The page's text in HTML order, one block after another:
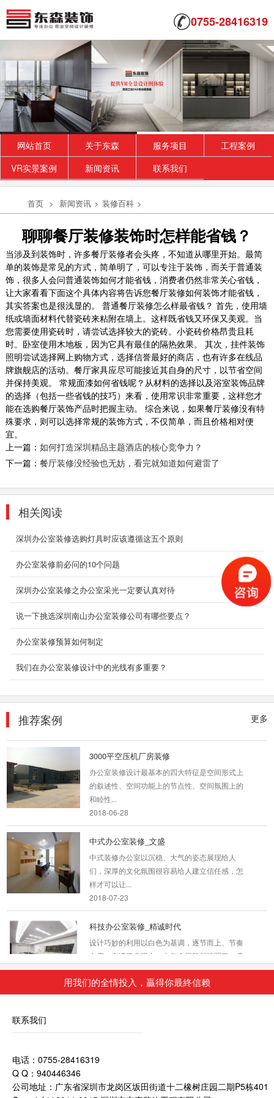
0755-28416319
网站首页 关于东森 服务项目
工程案例
VR实景案例
新闻资讯 联系我们
首页 > 新闻资讯 > 装修百科 >
聊聊餐厅装修装饰时怎样能省钱？
当涉及到装饰时，许多餐厅装修者会头疼，不知道从哪里开始。最简
单的装饰是常见的方式，简单明了，可以专注于装饰，而关于普通装
饰，很多人会问普通装饰如何才能省钱，消费者仍然非常关心省钱，
让大家看看下面这个具体内容将告诉您餐厅装修如何装饰才能省钱，
其实答案也是很浅显的。 普通餐厅装修怎么样最省钱？ 首先，使用墙
纸或墙面材料代替瓷砖来粘附在墙上。这样既省钱又环保又美观。当
您需要使用瓷砖时，请尝试选择较大的瓷砖。小瓷砖价格昂贵且耗
时。卧室使用木地板，因为它具有最佳的隔热效果。 其次，挂件装饰
照明尝试选择网上购物方式，选择信誉最好的商店，也有许多在线品
牌旗舰店的活动。餐厅家具应尽可能接近其自身的尺寸，以节省空间
并保持美观。 常规面漆如何省钱呢？从材料的选择以及浴室装饰品牌
的选择（包括一些省钱的技巧）来看，使用常识非常重要，这样您才
能在选购餐厅装饰产品时把握主动。 综合来说，如果餐厅装修没有特
殊要求，则可以选择常规的装饰方式，不仅简单，而且价格相对便
宜。
上一篇： 如何打造深圳精品主题酒店的核心竞争力？
下一篇： 餐厅装修没经验也无妨，看完就知道如何避雷了
相关阅读
深圳办公室装修选购灯具时应该遵循这五个原则
办公室装修前必问的10个问题
深圳办公室装修之办公室采光一定要认真对待
说一下挑选深圳南山办公室装修公司有哪些要点？
办公室装修预算如何制定
我们在办公室装修设计中的光线有多重要？
更多
推荐案例
服装公司办公室装饰
作为成衣公司-皋与高希望新的办公总部应该在
满足办公空间高效有序的同时，呈现出清新明快
个性化的氛围...
2018-07-30
工业厂房装修
丰富的施工队伍。我们的设计师团队有着多年的
深圳店铺装...
与类型也渐渐的呈现出多元化的趋势。多元化的
酒店装饰...
2018-07-30
大兴国企公装一览
采用中式与美式结合的风格，简洁大方，不失雅
韵。
2019-11-04
大型厂房装饰
深圳装修设计为什么要选深圳东森装饰公司？
2、深圳东森装饰是标准化成熟施工组织，大批
3000平空压机厂房装修
办公室装修设计最基本的四大特征是空间形式上
的叙述性、空间功能上的节点性、空间氛围上的
和睦性...
2018-06-28
中式办公室装修_文盛
中式装修办公室以沉稳、大气的姿态展现给人
们，深厚的文化氛围很容易给人建立信任感，怎
样才可以让...
2018-07-23
科技办公室装修_精诚时代
设计巧妙的利用以白色为基调，逐节而上、节奏
有序、充满了表现力。在每个层段都设置了一扇
半通透...
2018-07-23
作为成衣公司-皋与高希望新的办公总部应该在
个性化的氛围...
用我们的全情投入，贏得你最終信赖
联系我们
电话：0755-28416319
Q Q：940446346
公司地址：广东省深圳市龙岗区坂田街道十二橡树庄园二期P5栋401